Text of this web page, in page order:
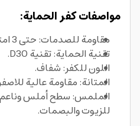
مواصفات كفر الحماية:
مقاومة للصدمات: حتى 3 امتار.
تقنية الحماية: تقنية D3O.
اللون للكفر: شفاف.
المتانة: مقاومة عالية
الملمس: سطح أملس وناعم
للزيوت والبصمات.